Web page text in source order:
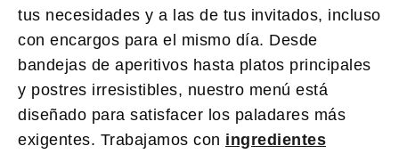
tus necesidades y a las de tus invitados, incluso
con encargos para el mismo día. Desde
bandejas de aperitivos hasta platos principales
y postres irresistibles, nuestro menú está
diseñado para satisfacer los paladares más
exigentes. Trabajamos con ingredientes